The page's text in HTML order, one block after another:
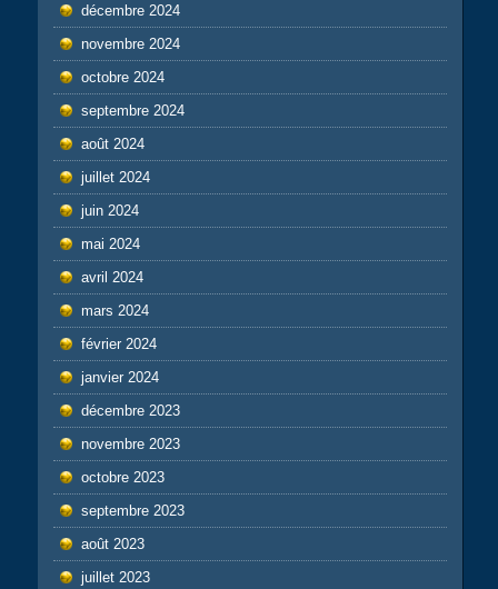
décembre 2024
novembre 2024
octobre 2024
septembre 2024
août 2024
juillet 2024
juin 2024
mai 2024
avril 2024
mars 2024
février 2024
janvier 2024
décembre 2023
novembre 2023
octobre 2023
septembre 2023
août 2023
juillet 2023